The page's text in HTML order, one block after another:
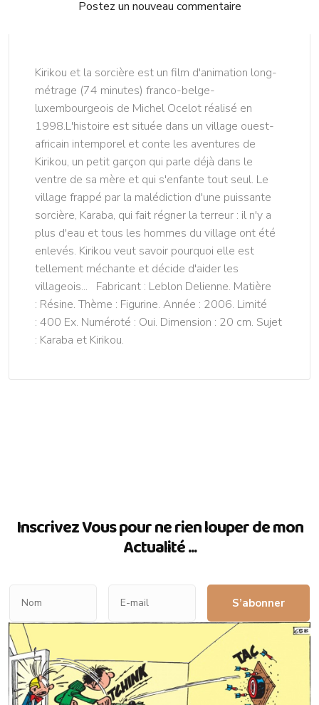
Postez un nouveau commentaire
Kirikou et la sorcière est un film d'animation long-
métrage (74 minutes) franco-belge-
luxembourgeois de Michel Ocelot réalisé en
1998.L'histoire est située dans un village ouest-
africain intemporel et conte les aventures de
Kirikou, un petit garçon qui parle déjà dans le
ventre de sa mère et qui s'enfante tout seul. Le
village frappé par la malédiction d'une puissante
sorcière, Karaba, qui fait régner la terreur : il n'y a
plus d'eau et tous les hommes du village ont été
enlevés. Kirikou veut savoir pourquoi elle est
tellement méchante et décide d'aider les
villageois... Fabricant : Leblon Delienne. Matière
: Résine. Thème : Figurine. Année : 2006. Limité
: 400 Ex. Numéroté : Oui. Dimension : 20 cm. Sujet
: Karaba et Kirikou.
Inscrivez Vous pour ne rien louper de mon
Actualité ...
S’abonner